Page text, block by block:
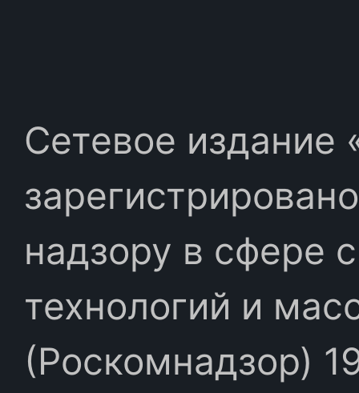
Сетевое издание
надзору в сфере
технологий и
(Роскомнадзор)